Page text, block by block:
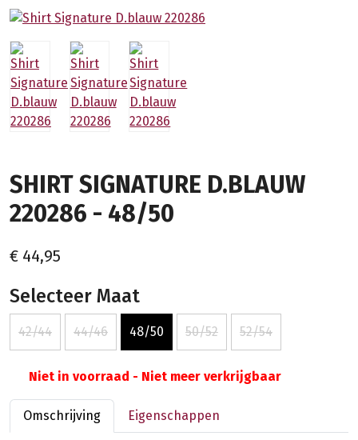
SHIRT SIGNATURE D.BLAUW
220286 - 48/50
€ 44,95
Selecteer Maat
42/44 44/46 48/50 50/52 52/54
Niet in voorraad - Niet meer verkrijgbaar
Omschrijving Eigenschappen